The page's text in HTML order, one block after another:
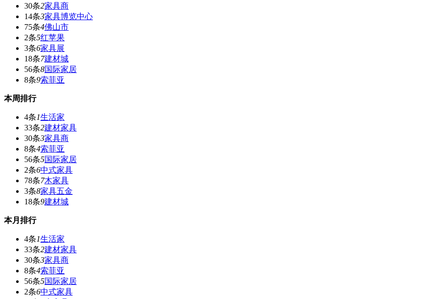
30条2家具商
14条3家具博览中心
75条4佛山市
2条5红苹果
3条6家具展
18条7建材城
56条8国际家居
8条9索菲亚
本周排行
4条1生活家
33条2建材家具
30条3家具商
8条4索菲亚
56条5国际家居
2条6中式家具
78条7木家具
3条8家具五金
18条9建材城
本月排行
4条1生活家
33条2建材家具
30条3家具商
8条4索菲亚
56条5国际家居
2条6中式家具